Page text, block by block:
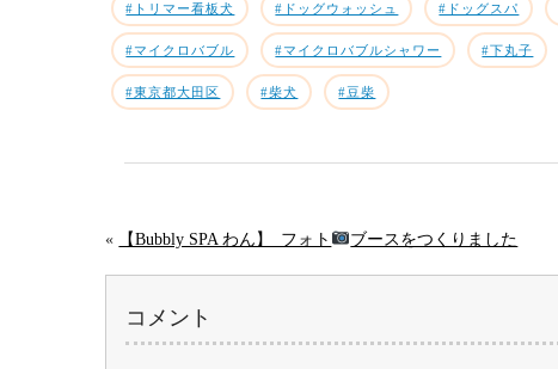
#トリマー看板犬 #ドッグウォッシュ #ドッグスパ
#マイクロバブル #マイクロバブルシャワー #下丸子
#東京都大田区 #柴犬 #豆柴
« 【Bubbly SPA わん】_フォト ブースをつくりました
コメント